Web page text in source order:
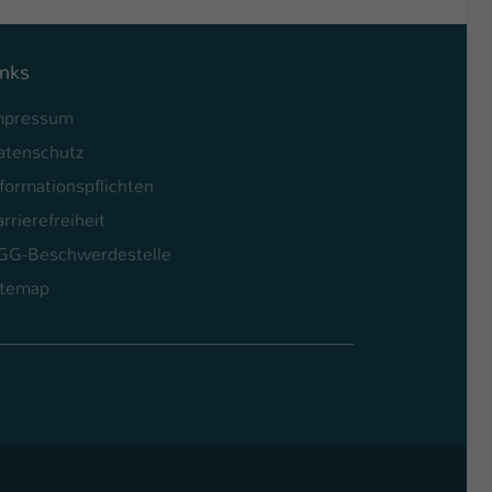
Beschwerdestelle